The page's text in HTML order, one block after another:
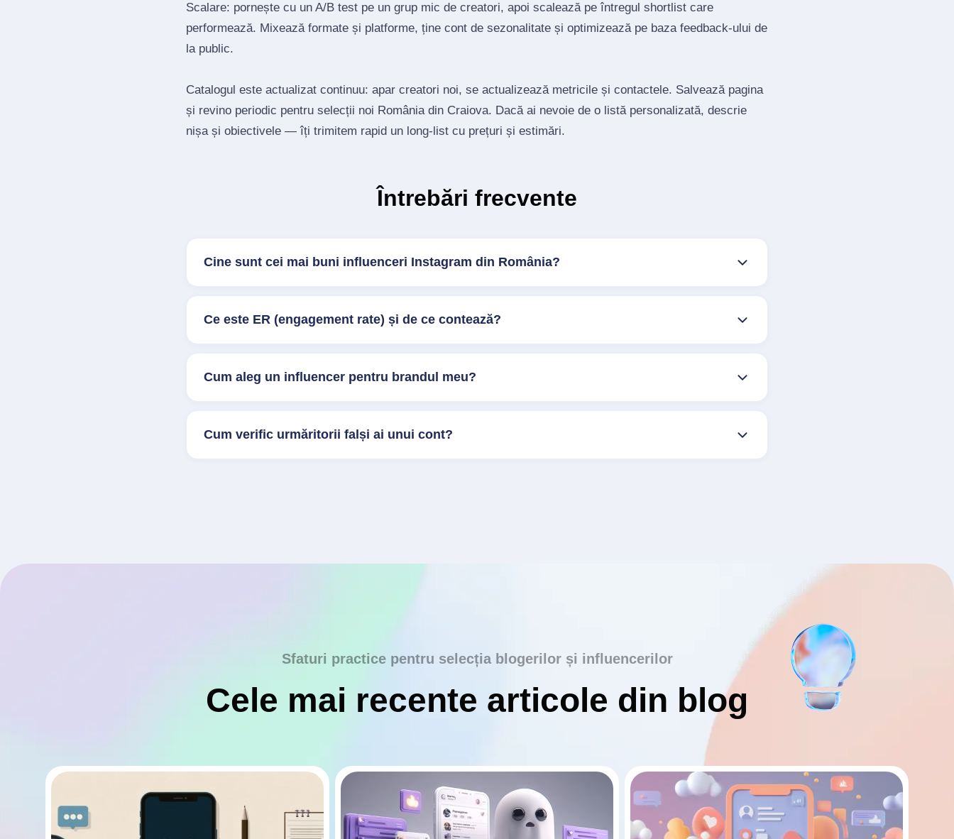
Scalare: pornește cu un A/B test pe un grup mic de creatori, apoi scalează pe întregul shortlist care
performează. Mixează formate și platforme, ține cont de sezonalitate și optimizează pe baza feedback‑ului de
la public.
Catalogul este actualizat continuu: apar creatori noi, se actualizează metricile și contactele. Salvează pagina
și revino periodic pentru selecții noi România din Craiova. Dacă ai nevoie de o listă personalizată, descrie
nișa și obiectivele — îți trimitem rapid un long‑list cu prețuri și estimări.
Întrebări frecvente
Cine sunt cei mai buni influenceri Instagram din România?
Ce este ER (engagement rate) și de ce contează?
Cum aleg un influencer pentru brandul meu?
Cum verific urmăritorii falși ai unui cont?
Sfaturi practice pentru selecția blogerilor și influencerilor
Cele mai recente articole din blog